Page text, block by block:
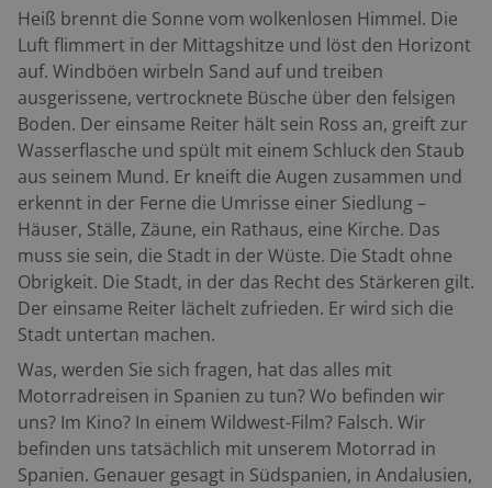
Heiß brennt die Sonne vom wolkenlosen Himmel. Die
Luft flimmert in der Mittagshitze und löst den Horizont
auf. Windböen wirbeln Sand auf und treiben
ausgerissene, vertrocknete Büsche über den felsigen
Boden. Der einsame Reiter hält sein Ross an, greift zur
Wasserflasche und spült mit einem Schluck den Staub
aus seinem Mund. Er kneift die Augen zusammen und
erkennt in der Ferne die Umrisse einer Siedlung –
Häuser, Ställe, Zäune, ein Rathaus, eine Kirche. Das
muss sie sein, die Stadt in der Wüste. Die Stadt ohne
Obrigkeit. Die Stadt, in der das Recht des Stärkeren gilt.
Der einsame Reiter lächelt zufrieden. Er wird sich die
Stadt untertan machen.
Was, werden Sie sich fragen, hat das alles mit
Motorradreisen in Spanien zu tun? Wo befinden wir
uns? Im Kino? In einem Wildwest-Film? Falsch. Wir
befinden uns tatsächlich mit unserem Motorrad in
Spanien. Genauer gesagt in Südspanien, in Andalusien,